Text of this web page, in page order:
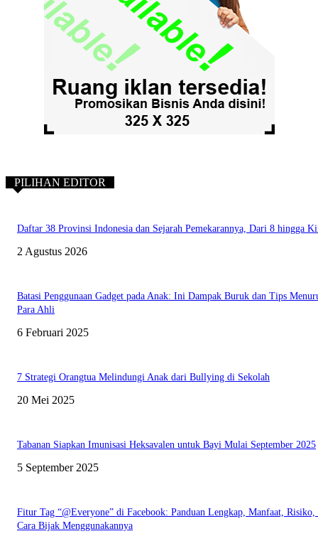
PILIHAN EDITOR
Daftar 38 Provinsi Indonesia dan Sejarah Pemekarannya, Dari 8 hingga
2 Agustus 2026
Batasi Penggunaan Gadget pada Anak: Ini Dampak Buruk dan Tips
Para Ahli
6 Februari 2025
7 Strategi Orangtua Melindungi Anak dari Bullying di Sekolah
20 Mei 2025
Tabanan Siapkan Imunisasi Heksavalen untuk Bayi Mulai September 2025
5 September 2025
Fitur Tag “@Everyone” di Facebook: Panduan Lengkap, Manfaat, Risiko,
Cara Bijak Menggunakannya